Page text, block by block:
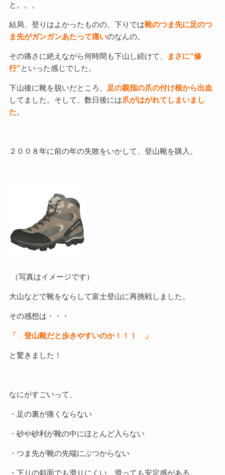
と。。。
結局、登りはよかったものの、下りでは靴のつま先に足のつ
ま先がガンガンあたって痛いのなんの。
その痛さに絶えながら何時間も下山し続けて、
まさに”修
行”といった感じでした。
下山後に靴を脱いだところ、
足の親指の爪の付け根から出血
してました。そして、数日後には爪がはがれてしまいまし
た。
２００８年に前の年の失敗をいかして、登山靴を購入。
（写真はイメージです）
大山などで靴をならして富士登山に再挑戦しました。
その感想は・・・
「 登山靴だと歩きやすいのか！！！ 」
と驚きました！
なにがすごいって、
・足の裏が痛くならない
・砂や砂利が靴の中にほとんど入らない
・つま先が靴の先端にぶつからない
・下りの斜面でも滑りにくい、滑っても安定感がある